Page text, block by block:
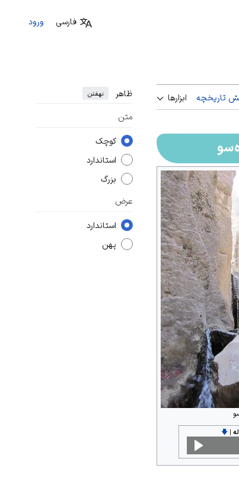
فارسی ورود
تاریخچه ابزارها ظاهر نهفتن
متن
کوچک
استاندارد
بزرگ
عرض
استاندارد
پهن
|
🡇